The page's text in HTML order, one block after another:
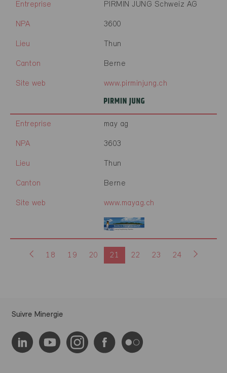
Entreprise PIRMIN JUNG Schweiz AG
NPA 3600
Lieu Thun
Canton Berne
Site web www.pirminjung.ch
Entreprise may ag
NPA 3603
Lieu Thun
Canton Berne
Site web www.mayag.ch
18 19 20 21 22 23 24
Suivre Minergie